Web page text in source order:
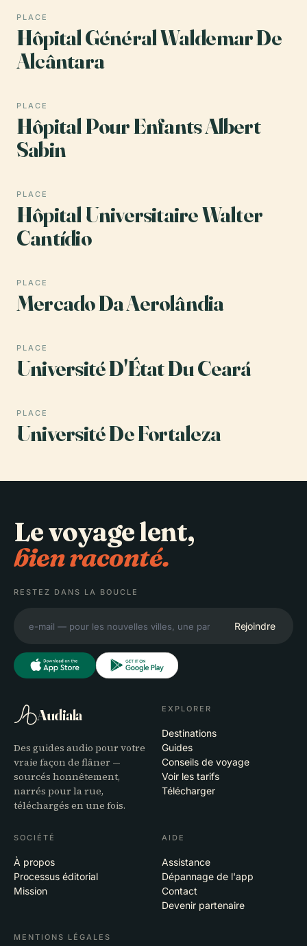
PLACE
Hôpital Général Waldemar De
Alcântara
PLACE
Hôpital Pour Enfants Albert
Sabin
PLACE
Hôpital Universitaire Walter
Cantídio
PLACE
Mercado Da Aerolândia
PLACE
Université D'État Du Ceará
PLACE
Université De Fortaleza
Le voyage lent,
bien raconté.
RESTEZ DANS LA BOUCLE
Rejoindre
Audiala
Des guides audio pour votre
vraie façon de flâner —
sourcés honnêtement,
narrés pour la rue,
téléchargés en une fois.
EXPLORER
Destinations
Guides
Conseils de voyage
Voir les tarifs
Télécharger
SOCIÉTÉ
À propos
Processus éditorial
Mission
AIDE
Assistance
Dépannage de l'app
Contact
Devenir partenaire
MENTIONS LÉGALES